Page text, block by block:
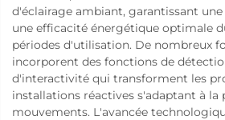
d'éclairage ambiant, garantissant
une efficacité énergétique optimale
périodes d'utilisation. De nombreux
incorporent des fonctions de
d'interactivité qui transforment les
installations réactives s'adaptant à la
mouvements. L'avancée